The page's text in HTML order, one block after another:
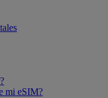
mi eSIM?